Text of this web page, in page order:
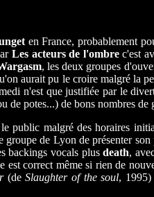
en France, probablement
Les acteurs de l'ombrec'est
, les deux groupes
aurait pu le croire malgré la
n'est que justifiée par le
de potes...) de bons nombres de
public malgré des horaires
de Lyon de présenter
backings vocals plusdeath,
correct même si rien de
(deSlaughter of the soul, 1995)